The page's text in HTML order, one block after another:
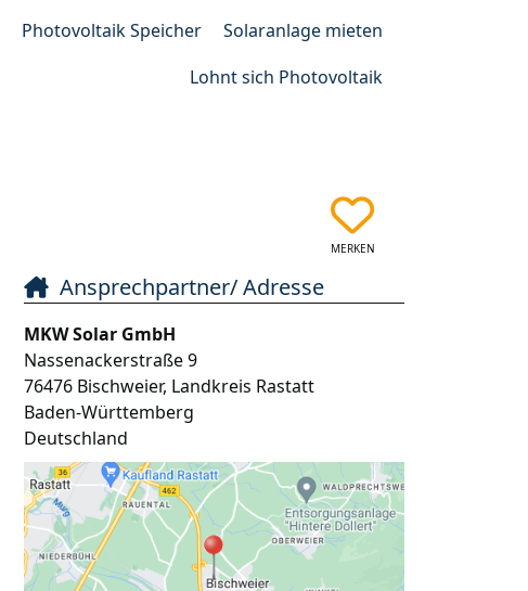
Photovoltaik Speicher
Solaranlage mieten
Lohnt sich Photovoltaik
MERKEN
Ansprechpartner/ Adresse
MKW Solar GmbH
Nassenackerstraße 9
76476 Bischweier, Landkreis Rastatt
Baden-Württemberg
Deutschland